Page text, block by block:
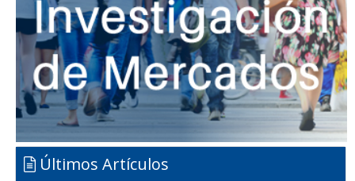
Últimos Artículos